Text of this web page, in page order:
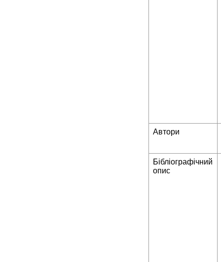
Автори
Бібліографічний
опис